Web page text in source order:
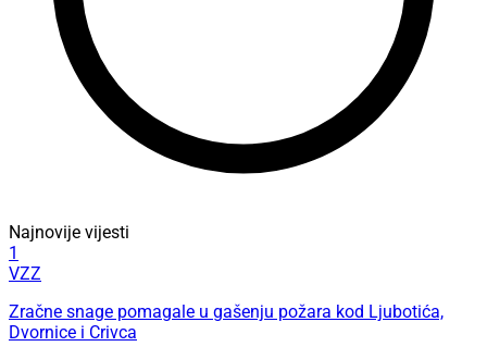
Najnovije vijesti
1
VZZ
Zračne snage pomagale u gašenju požara kod Ljubotića,
Dvornice i Crivca